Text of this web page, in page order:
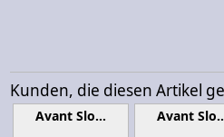
Kunden, die diesen Artikel
Avant Slo… Avant